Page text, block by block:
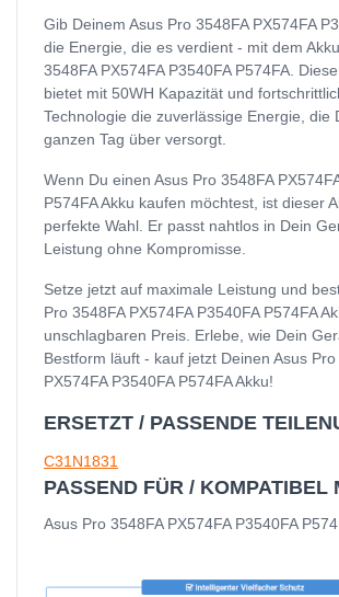
Gib Deinem Asus Pro 3548FA PX574FA
die Energie, die es verdient - mit dem
3548FA PX574FA P3540FA P574FA.
bietet mit 50WH Kapazität und
Technologie die zuverlässige Energie, die
ganzen Tag über versorgt.
Wenn Du einen Asus Pro 3548FA
P574FA Akku kaufen möchtest, ist dieser
perfekte Wahl. Er passt nahtlos in Dein
Leistung ohne Kompromisse.
Setze jetzt auf maximale Leistung und
Pro 3548FA PX574FA P3540FA P574FA
unschlagbaren Preis. Erlebe, wie Dein
Bestform läuft - kauf jetzt Deinen Asus Pro
PX574FA P3540FA P574FA Akku!
ERSETZT / PASSENDE
C31N1831
PASSEND FÜR / KOMPATIBEL
Asus Pro 3548FA PX574FA P3540FA